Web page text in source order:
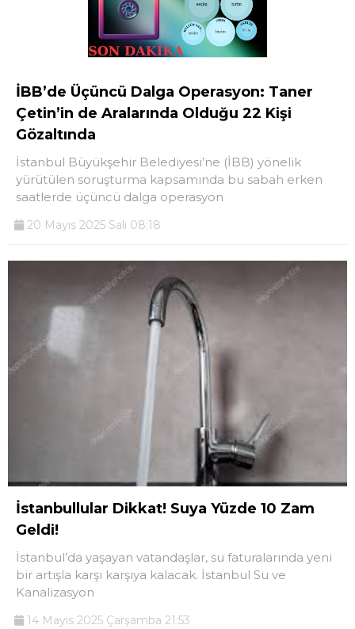
İBB’de Üçüncü Dalga Operasyon: Taner
Çetin’in de Aralarında Olduğu 22 Kişi
Gözaltında
İstanbul Büyükşehir Belediyesi’ne (İBB) yönelik
yürütülen soruşturma kapsamında bu sabah erken
saatlerde üçüncü dalga operasyon
20 Mayıs 2025 Salı 08:18
İstanbullular Dikkat! Suya Yüzde 10 Zam
Geldi!
İstanbul’da yaşayan vatandaşlar, su faturalarında yeni
bir artışla karşı karşıya kalacak. İstanbul Su ve
Kanalizasyon
14 Mayıs 2025 Çarşamba 21:53